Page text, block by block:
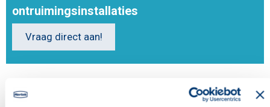
ontruimingsinstallaties
Vraag direct aan!